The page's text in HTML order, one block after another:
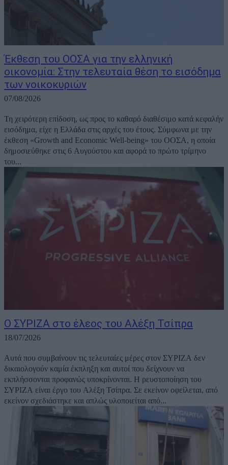
Έκθεση του ΟΟΣΑ για την ελληνική
οικονομία: Στην τελευταία θέση το εισόδημα
των νοικοκυριών
07/08/2026
Τη χειρότερη επίδοση, ως προς το καθαρό διαθέσιμο κατά κεφαλήν
εισόδημα, είχε η Ελλάδα στις αρχές του έτους. Σύμφωνα με την
έκθεση «Growth and Economic Well-being» του ΟΟΣΑ, η οποία
δημοσιεύθηκε στις 6 Αυγούστου και αφορά το πρώτο τρίμηνο
του...
Ο ΣΥΡΙΖΑ στο έλεος του Αλέξη Τσίπρα
18/07/2026
Αυτά που συμβαίνουν τις τελευταίες μέρες στον ΣΥΡΙΖΑ δεν
δικαιολογούν καμία έκπληξη και αυτοί που δείχνουν να
εκπλήσσονται προφανώς υποκρίνονται. Η ρευστοποίηση του
ΣΥΡΙΖΑ είναι έργο του Αλέξη Τσίπρα. Σε εκείνον οφείλεται, από
εκείνον σχεδιάστηκε και απλώς υλοποιείται από...